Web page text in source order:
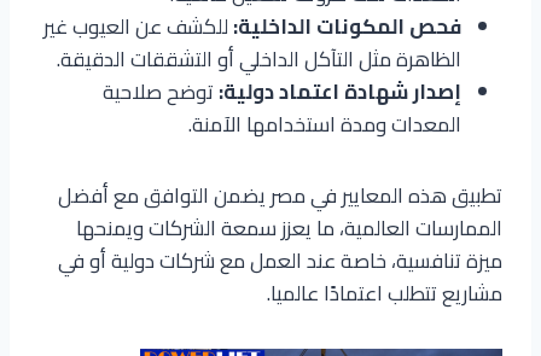
فحص المكونات الداخلية:للكشف عن العيوب غير
الظاهرة مثل التآكل الداخلي أو التشققات الدقيقة.
إصدار شهادة اعتماد دولية:توضح صلاحية
المعدات ومدة استخدامها الآمنة.
تطبيق هذه المعايير في مصر يضمن التوافق مع أفضل
الممارسات العالمية، ما يعزز سمعة الشركات ويمنحها
ميزة تنافسية، خاصة عند العمل مع شركات دولية أو في
مشاريع تتطلب اعتمادًا عالميا.